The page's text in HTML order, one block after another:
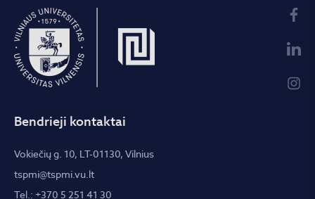
Bendrieji kontaktai
Vokiečių g. 10, LT-01130, Vilnius
tspmi@tspmi.vu.lt
Tel.: +370 5 251 41 30